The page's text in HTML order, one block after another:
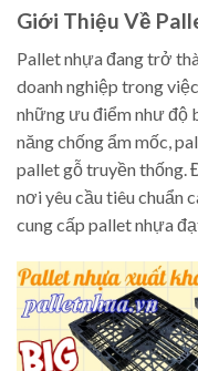
Giới Thiệu Về
Pallet nhựa đang trở
doanh nghiệp trong
những ưu điểm như độ
năng chống ẩm mốc,
pallet gỗ truyền thống.
nơi yêu cầu tiêu chuẩn
cung cấp pallet nhựa